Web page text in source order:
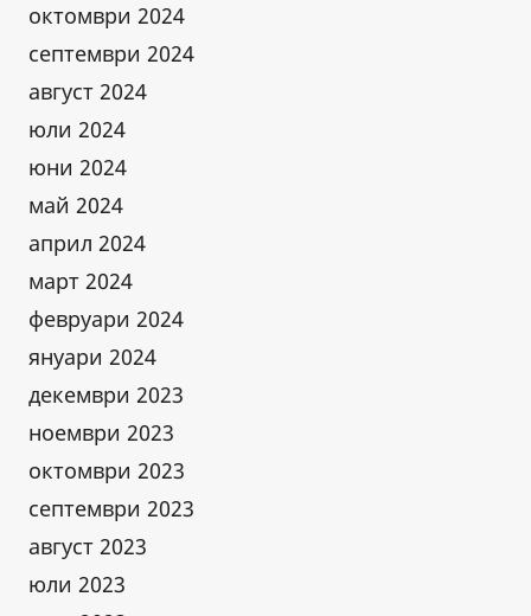
октомври 2024
септември 2024
август 2024
юли 2024
юни 2024
май 2024
април 2024
март 2024
февруари 2024
януари 2024
декември 2023
ноември 2023
октомври 2023
септември 2023
август 2023
юли 2023